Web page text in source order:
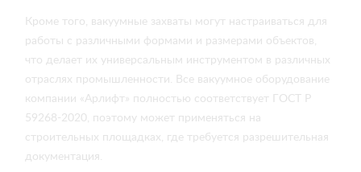
Кроме того, вакуумные захваты могут настраиваться для
работы с различными формами и размерами объектов,
что делает их универсальным инструментом в различных
отраслях промышленности. Все вакуумное оборудование
компании «Арлифт» полностью соответствует ГОСТ Р
59268-2020, поэтому может применяться на
строительных площадках, где требуется разрешительная
документация.